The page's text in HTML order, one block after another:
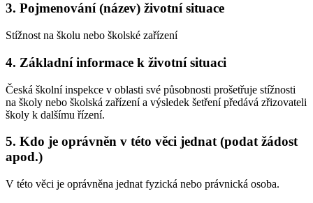
3. Pojmenování (název) životní situace
Stížnost na školu nebo školské zařízení
4. Základní informace k životní situaci
Česká školní inspekce v oblasti své působnosti prošetřuje stížnosti
na školy nebo školská zařízení a výsledek šetření předává zřizovateli
školy k dalšímu řízení.
5. Kdo je oprávněn v této věci jednat (podat žádost
apod.)
V této věci je oprávněna jednat fyzická nebo právnická osoba.